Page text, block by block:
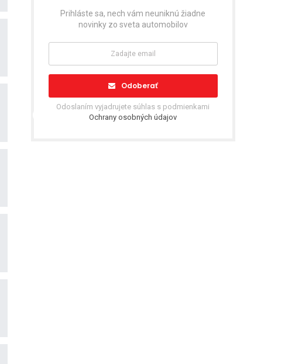
Prihláste sa, nech vám neuniknú žiadne
novinky zo sveta automobilov
Odoberať
Odoslaním vyjadrujete súhlas s podmienkami
Ochrany osobných údajov